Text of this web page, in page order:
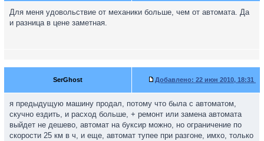
Для меня удовольствие от механики больше, чем от автомата. Да
и разница в цене заметная.
SerGhost Добавлено: 22 июн 2010, 18:31
я предыдущую машину продал, потому что была с автоматом,
скучно ездить, и расход больше, + ремонт или замена автомата
выйдет не дешево, автомат на буксир можно, но ограничение по
скорости 25 км в ч, и еще, автомат тупее при разгоне, имхо, только